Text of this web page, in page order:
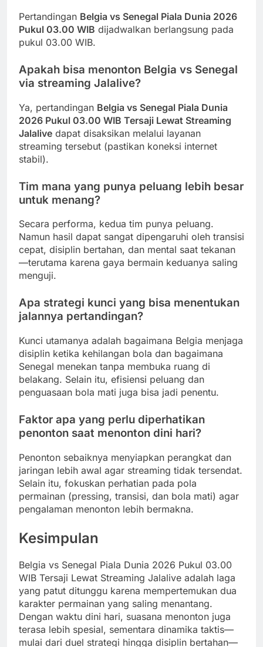
Pertandingan Belgia vs Senegal Piala Dunia 2026
Pukul 03.00 WIB dijadwalkan berlangsung pada
pukul 03.00 WIB.
Apakah bisa menonton Belgia vs Senegal
via streaming Jalalive?
Ya, pertandingan Belgia vs Senegal Piala Dunia
2026 Pukul 03.00 WIB Tersaji Lewat Streaming
Jalalive dapat disaksikan melalui layanan
streaming tersebut (pastikan koneksi internet
stabil).
Tim mana yang punya peluang lebih besar
untuk menang?
Secara performa, kedua tim punya peluang.
Namun hasil dapat sangat dipengaruhi oleh transisi
cepat, disiplin bertahan, dan mental saat tekanan
—terutama karena gaya bermain keduanya saling
menguji.
Apa strategi kunci yang bisa menentukan
jalannya pertandingan?
Kunci utamanya adalah bagaimana Belgia menjaga
disiplin ketika kehilangan bola dan bagaimana
Senegal menekan tanpa membuka ruang di
belakang. Selain itu, efisiensi peluang dan
penguasaan bola mati juga bisa jadi penentu.
Faktor apa yang perlu diperhatikan
penonton saat menonton dini hari?
Penonton sebaiknya menyiapkan perangkat dan
jaringan lebih awal agar streaming tidak tersendat.
Selain itu, fokuskan perhatian pada pola
permainan (pressing, transisi, dan bola mati) agar
pengalaman menonton lebih bermakna.
Kesimpulan
Belgia vs Senegal Piala Dunia 2026 Pukul 03.00
WIB Tersaji Lewat Streaming Jalalive adalah laga
yang patut ditunggu karena mempertemukan dua
karakter permainan yang saling menantang.
Dengan waktu dini hari, suasana menonton juga
terasa lebih spesial, sementara dinamika taktis—
mulai dari duel strategi hingga disiplin bertahan—